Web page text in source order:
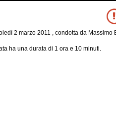
2 marzo 2011 , condotta da Massimo
ha una durata di 1 ora e 10 minuti.